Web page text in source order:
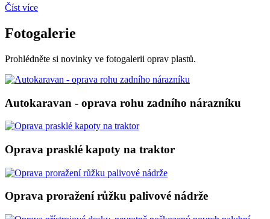
Číst více
Fotogalerie
Prohlédněte si novinky ve fotogalerii oprav plastů.
Autokaravan - oprava rohu zadního nárazníku
Oprava prasklé kapoty na traktor
Oprava proražení růžku palivové nádrže